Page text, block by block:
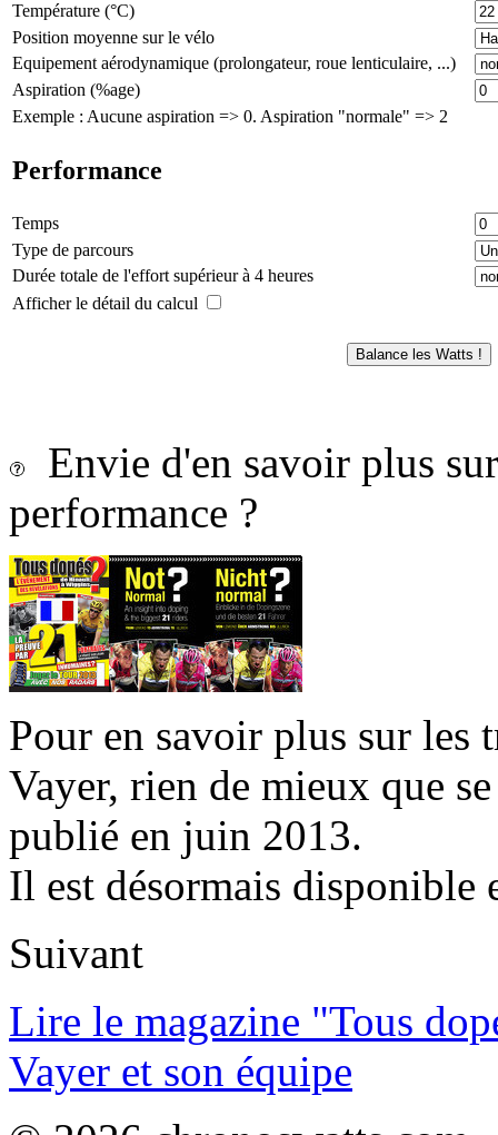
Température (°C)
Position moyenne sur le vélo
Equipement aérodynamique (prolongateur, roue lenticulaire, ...)
Aspiration (%age)
Exemple : Aucune aspiration => 0. Aspiration "normale" => 2
Performance
Temps
Type de parcours
Durée totale de l'effort supérieur à 4 heures
Afficher le détail du calcul
Envie d'en savoir plus
performance ?
Pour en savoir plus sur les
Vayer, rien de mieux que
publié en juin 2013.
Il est désormais disponible
Suivant
Lire le magazine "Tous
Vayer et son équipe